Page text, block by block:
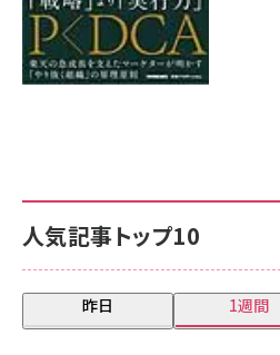
人気記事トップ10
昨日 1週間